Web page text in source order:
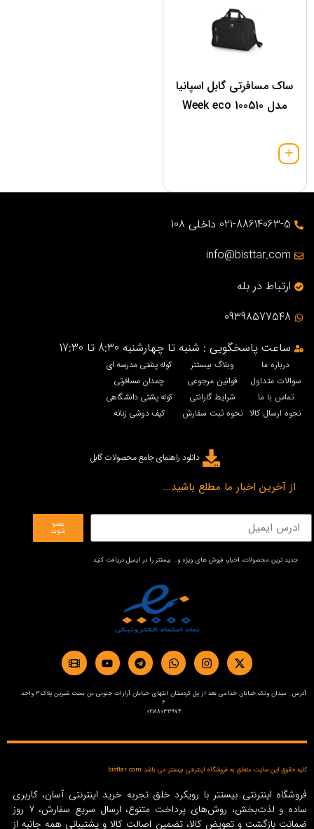
ساک مسافرتی گابل اسپانیا
مدل 100510 Week eco
021-88614063-5 داخلی 108
info@bisttar.com
ارتباط در بله
09398577548
ساعت پاسخگویی : شنبه تا چهارشنبه 8:30 تا 17:30
درباره ما
سوالات متداول
تماس با ما
نحوه ارسال کالا
وبلاگ بیستتر
قوانین مرجوعی
شرایط گارانتی
نحوه ثبت سفارش
کوله پشتی مدرسه ای
چمدان مسافرتی
کوله پشتی دانشگاهی
کیف دوشی زنانه
دانلود راهنمای جامع محصولات گابل
از آخرین اخبار ما مطلع باشید...
عضو
شوید
جدید ترین محصولات، اخبار، فروش های ویژه و… بیستتر را در ایمیل دریافت کنید
آدرس : میدان ونک خیابان خدامی بعد از پل کردستان انتهای خیابان آرارات جنوبی بن بست شیرین پلاک3 واحد
6
02188033974
کلیه حقوق این سایت متعلق به فروشگاه اینترنتی بیستتر می باشد bisttar.com
فروشگاه اینترنتی بیستتر با رویکرد خلق تجربه خرید اینترنتی آسان، کاربری
ساده و لذت‌بخش، روش‌های پرداخت متنوع، ارسال سریع سفارش، 7 روز
ضمانت بازگشت و تعویض کالا، تضمین اصالت کالا و پشتیبانی همه جانبه از